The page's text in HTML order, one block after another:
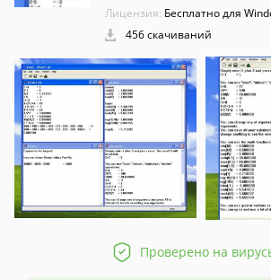
Лицензия: Бесплатно для
456 скачиваний
Проверено на